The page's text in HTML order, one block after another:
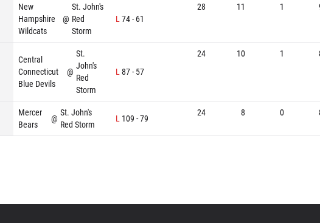
New
Hampshire
Wildcats
@
St. John's
Red
Storm
L74- 61
28 11 1
Central
Connecticut
Blue Devils
@
St.
John's
Red
Storm
L87- 57
24 10 1
Mercer
Bears
@
St. John's
Red Storm
L 109 -79
24 8 0